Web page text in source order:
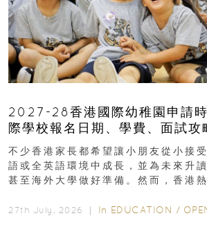
2027-28香港國際幼稚園申請
際學校報名日期、學費、面試攻
不少香港家長都希望讓小朋友從小接
語或全英語環境中成長，並為未來升
甚至海外大學做好準備。然而，香港
27th July, 2026 ｜ In EDUCATION / OPEN